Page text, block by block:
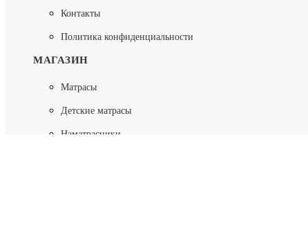
Контакты
Политика конфиденциальности
МАГАЗИН
Матрасы
Детские матрасы
Наматрасники